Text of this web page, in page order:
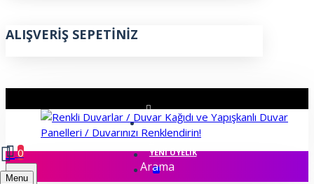
ALIŞVERIŞ SEPETINIZ
ÜYE GIRIŞI
YENI ÜYELIK
Menu
0
Arama